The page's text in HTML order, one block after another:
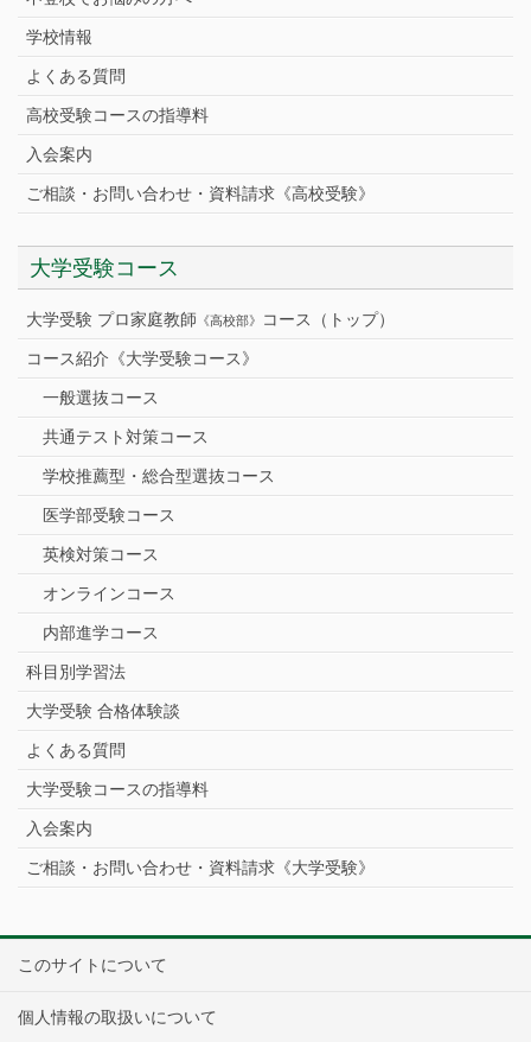
学校情報
よくある質問
高校受験コースの指導料
入会案内
ご相談・お問い合わせ・資料請求《高校受験》
大学受験コース
大学受験 プロ家庭教師 《高校部》 コース（トップ）
コース紹介《大学受験コース》
一般選抜コース
共通テスト対策コース
学校推薦型・総合型選抜コース
医学部受験コース
英検対策コース
オンラインコース
内部進学コース
科目別学習法
大学受験 合格体験談
よくある質問
大学受験コースの指導料
入会案内
ご相談・お問い合わせ・資料請求《大学受験》
このサイトについて
個人情報の取扱いについて